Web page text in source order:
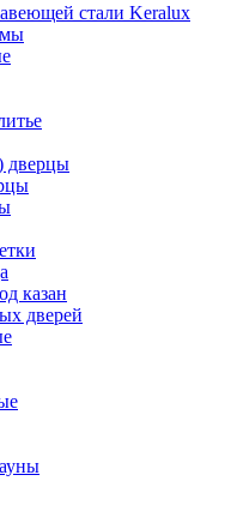
стали Keralux
дверцы
казан
дверей